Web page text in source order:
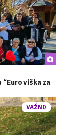
viška za
VAŽNO